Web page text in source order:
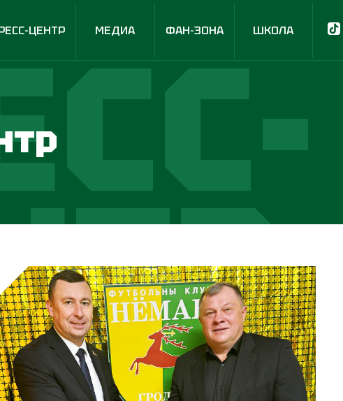
ЦЕНТР МЕДИА ФАН-ЗОНА ШКОЛА